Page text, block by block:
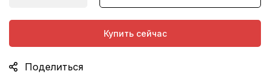
Купить сейчас
Поделиться